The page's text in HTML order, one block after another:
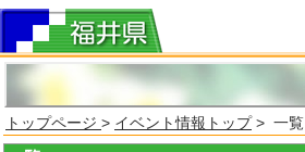
トップページ > イベント情報トップ> 一覧